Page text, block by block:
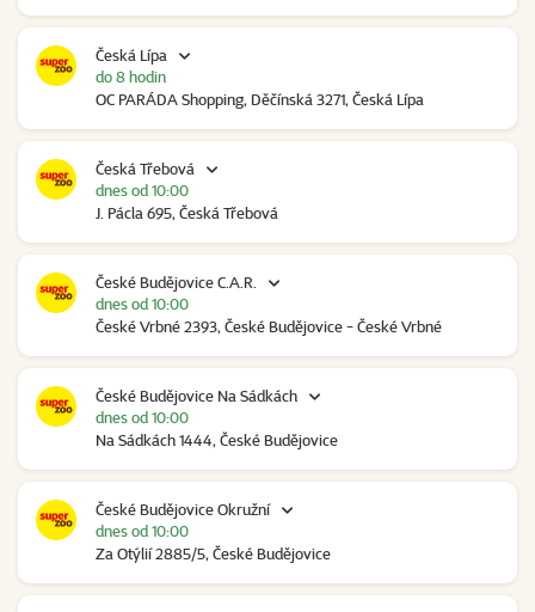
Česká Lípa
OC PARÁDA Shopping, Děčínská 3271, Česká Lípa
do 8 hodin
Česká Třebová
J. Pácla 695, Česká Třebová
dnes od 10:00
České Budějovice C.A.R.
České Vrbné 2393, České Budějovice - České Vrbné
dnes od 10:00
České Budějovice Na Sádkách
Na Sádkách 1444, České Budějovice
dnes od 10:00
České Budějovice Okružní
Za Otýlií 2885/5, České Budějovice
dnes od 10:00